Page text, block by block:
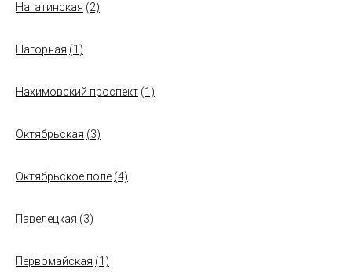
Нагатинская (2)
Нагорная (1)
Нахимовский проспект (1)
Октябрьская (3)
Октябрьское поле (4)
Павелецкая (3)
Первомайская (1)